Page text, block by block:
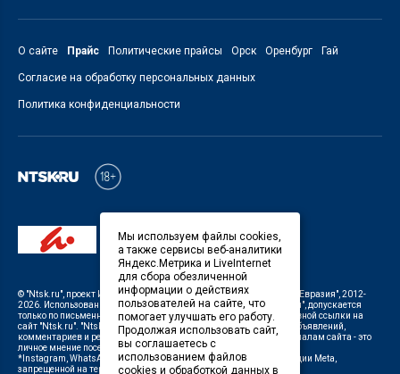
О сайте Прайс Политические прайсы Орск Оренбург Гай
Согласие на обработку персональных данных
Политика конфиденциальности
© "Ntsk.ru" , проект ИП Савин В.В. Служба информации: ООО "ТРК "Евразия" , 2012-
2026. Использование материалов, размещенных на сайте
"Ntsk.ru" , допускается
только по письменному разрешению Редакции с указанием активной ссылки на
сайт "Ntsk.ru" "Ntsk.ru" не несет ответственности за содержание объявлений,
комментариев и рекламных материалов. Комментарии к материалам сайта - это
личное мнение посетителей сайта.
*Instagram, WhatsApp (Ватсап), Facebook (принадлежат корпорации Meta,
запрещенной на территории Российской Федерации)
Мы используем файлы cookies,
а также сервисы веб-аналитики
Яндекс.Метрика и LiveInternet
для сбора обезличенной
информации о действиях
пользователей на сайте, что
помогает улучшать его работу.
Продолжая использовать сайт,
вы соглашаетесь с
использованием файлов
cookies и обработкой данных в